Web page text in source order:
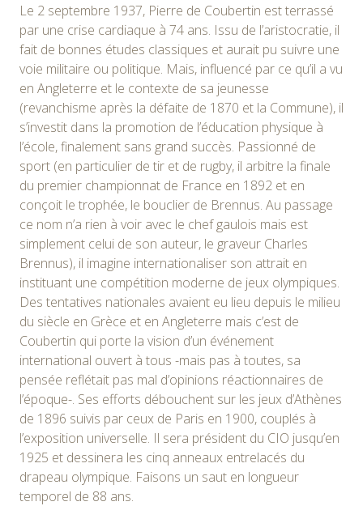
Le 2 septembre 1937, Pierre de Coubertin est terrassé
par une crise cardiaque à 74 ans. Issu de l’aristocratie, il
fait de bonnes études classiques et aurait pu suivre une
voie militaire ou politique. Mais, influencé par ce qu’il a vu
en Angleterre et le contexte de sa jeunesse
(revanchisme après la défaite de 1870 et la Commune), il
s’investit dans la promotion de l’éducation physique à
l’école, finalement sans grand succès. Passionné de
sport (en particulier de tir et de rugby, il arbitre la finale
du premier championnat de France en 1892 et en
conçoit le trophée, le bouclier de Brennus. Au passage
ce nom n’a rien à voir avec le chef gaulois mais est
simplement celui de son auteur, le graveur Charles
Brennus), il imagine internationaliser son attrait en
instituant une compétition moderne de jeux olympiques.
Des tentatives nationales avaient eu lieu depuis le milieu
du siècle en Grèce et en Angleterre mais c’est de
Coubertin qui porte la vision d’un événement
international ouvert à tous -mais pas à toutes, sa
pensée reflétait pas mal d’opinions réactionnaires de
l’époque-. Ses efforts débouchent sur les jeux d’Athènes
de 1896 suivis par ceux de Paris en 1900, couplés à
l’exposition universelle. Il sera président du CIO jusqu’en
1925 et dessinera les cinq anneaux entrelacés du
drapeau olympique. Faisons un saut en longueur
temporel de 88 ans.